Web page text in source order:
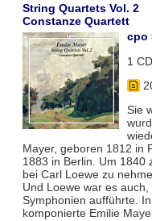
String Quartets Vol. 2
Constanze Quartett
cpo
1
Sie
Mayer, geboren 1812 in
1883 in Berlin. Um 1840
bei Carl Loewe zu
Und Loewe war es
Symphonien aufführte.
komponierte Emilie